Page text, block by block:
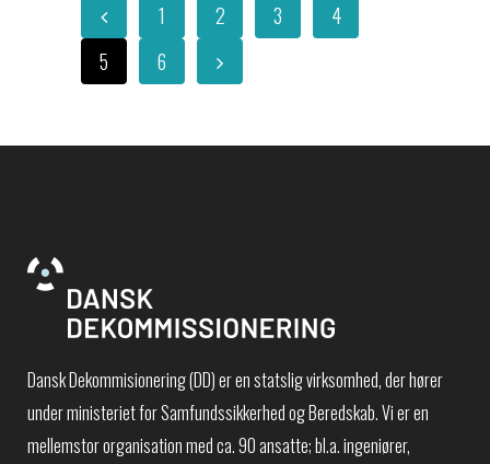
1 2 3
4
5
6
Dansk Dekommisionering (DD) er en statslig virksomhed, der hører
under ministeriet for Samfundssikkerhed og Beredskab. Vi er en
mellemstor organisation med ca. 90 ansatte; bl.a. ingeniører,